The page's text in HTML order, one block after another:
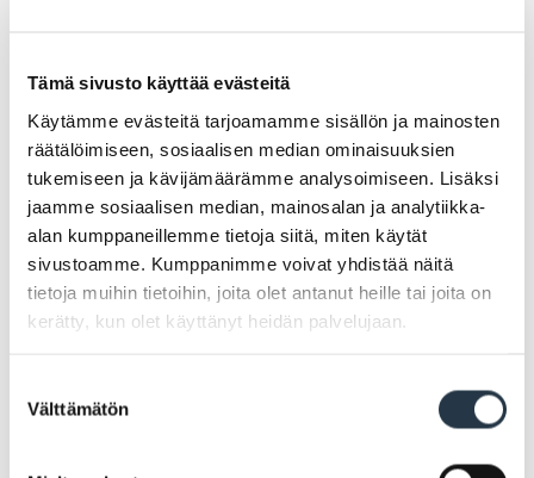
Tämä sivusto käyttää evästeitä
Käytämme evästeitä tarjoamamme sisällön ja mainosten
räätälöimiseen, sosiaalisen median ominaisuuksien
tukemiseen ja kävijämäärämme analysoimiseen. Lisäksi
jaamme sosiaalisen median, mainosalan ja analytiikka-
alan kumppaneillemme tietoja siitä, miten käytät
sivustoamme. Kumppanimme voivat yhdistää näitä
tietoja muihin tietoihin, joita olet antanut heille tai joita on
kerätty, kun olet käyttänyt heidän palvelujaan.
valinta
Välttämätön
JOULULOMA 21.12. - 6.1.
Tammikuu